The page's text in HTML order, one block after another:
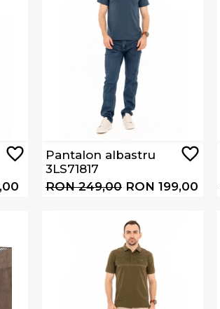
Pantalon albastru
3LS71817
RON 249,00 RON 199,00